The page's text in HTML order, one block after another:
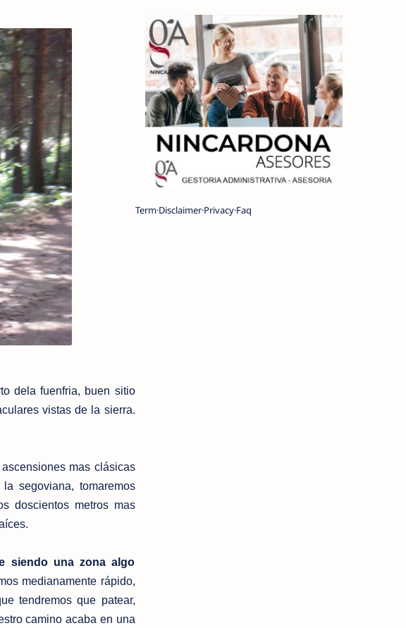
dela fuenfria, buen sitio
vistas de la sierra.
mas clásicas
segoviana, tomaremos
doscientos metros mas
siendo una zona algo
medianamente rápido,
tendremos que patear,
camino acaba en una
TermDisclaimerPrivacyFaq